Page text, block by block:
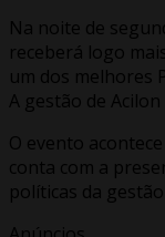
Na noite de
receberá logo
um dos melhores
A gestão de
O evento
conta com a
políticas da